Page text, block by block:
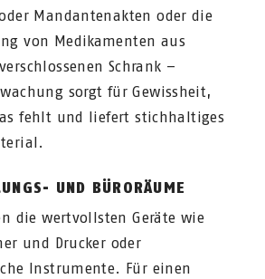
Mandantenakten oder die
von Medikamenten aus
Schrank –
sorgt für Gewissheit,
fehlt und liefert stichhaltiges
UND BÜRORÄUME
die wertvollsten Geräte wie
und Drucker oder
Instrumente. Für einen